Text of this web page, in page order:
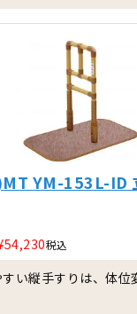
YM-153L-ID
54,230税込
い縦手すりは、体位